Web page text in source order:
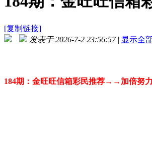
[复制链接]
发表于 2026-7-2 23:56:57 | 显示全
184期：金旺旺信箱彩民推荐→→加倍努